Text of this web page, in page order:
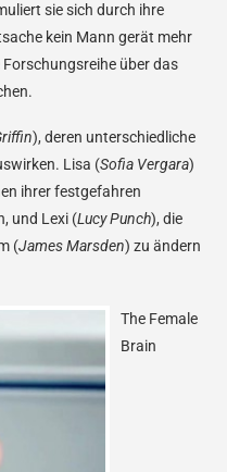
sie sich durch ihre
kein Mann gerät mehr
über das
), deren unterschiedliche
Lisa (Sofia Vergara)
ihrer festgefahren
und Lexi (Lucy Punch), die
(James Marsden) zu ändern
The Female
Brain